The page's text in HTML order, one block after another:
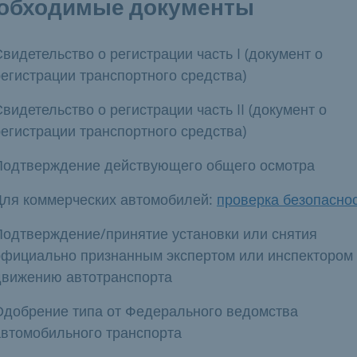
документы
о регистрации часть I (документ о
транспортного средства)
о регистрации часть II (документ о
транспортного средства)
действующего общего осмотра
коммерческих автомобилей: проверка
принятие установки или снятия
признанным экспертом или инспектором
автотранспорта
типа от Федерального ведомства
транспорта